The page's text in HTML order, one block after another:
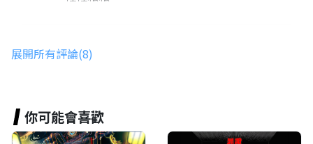
10紀雲瀚
展開所有評論(8)
你可能會喜歡